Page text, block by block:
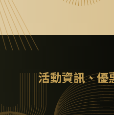
活動資訊、優